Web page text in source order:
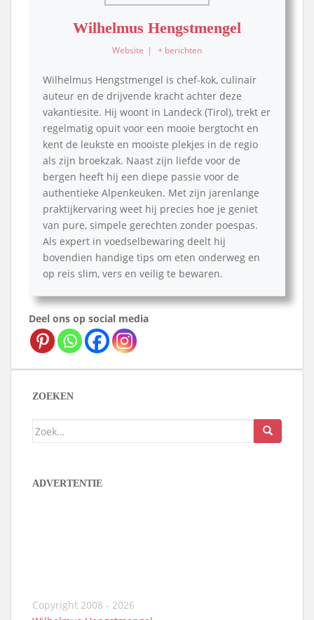
Wilhelmus Hengstmengel
Website | + berichten
Wilhelmus Hengstmengel is chef-kok, culinair
auteur en de drijvende kracht achter deze
vakantiesite. Hij woont in Landeck (Tirol), trekt er
regelmatig opuit voor een mooie bergtocht en
kent de leukste en mooiste plekjes in de regio
als zijn broekzak. Naast zijn liefde voor de
bergen heeft hij een diepe passie voor de
authentieke Alpenkeuken. Met zijn jarenlange
praktijkervaring weet hij precies hoe je geniet
van pure, simpele gerechten zonder poespas.
Als expert in voedselbewaring deelt hij
bovendien handige tips om eten onderweg en
op reis slim, vers en veilig te bewaren.
Deel ons op social media
ZOEKEN
Zoek
ADVERTENTIE
Copyright 2008 - 2026